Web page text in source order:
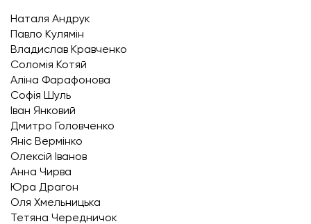
Наталя Андрук
Павло Кулямін
Владислав Кравченко
Соломія Котяй
Аліна Фарафонова
Софія Шуль
Іван Янковий
Дмитро Головченко
Яніс Вермінко
Олексій Іванов
Анна Чирва
Юра Драгон
Оля Хмельницька
Тетяна Чередничок